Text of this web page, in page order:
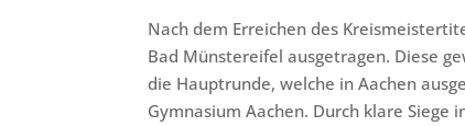
Nach dem Erreichen des
Bad Münstereifel ausgetragen. Diese
die Hauptrunde, welche in Aachen
Gymnasium Aachen. Durch klare Siege